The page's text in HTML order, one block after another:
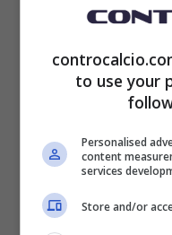
Unamezzalache
attenzione anche
to use your
Personalised
content
services
Store and/or